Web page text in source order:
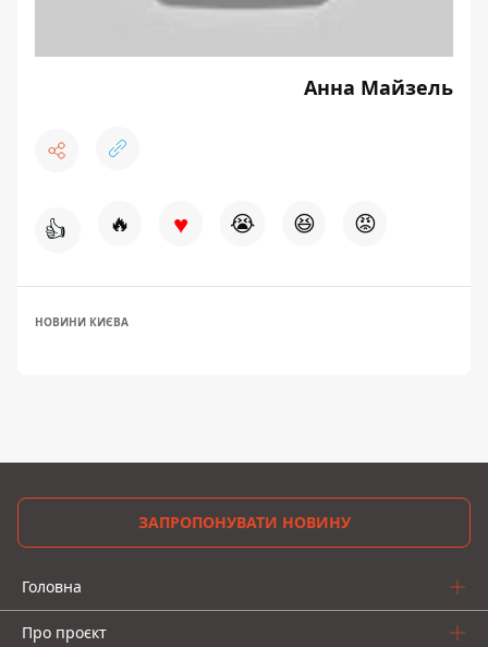
Анна Майзель
👍 🔥 ♥ 😭 😆 😡
НОВИНИ КИЄВА
ЗАПРОПОНУВАТИ НОВИНУ
Головна
Про проєкт